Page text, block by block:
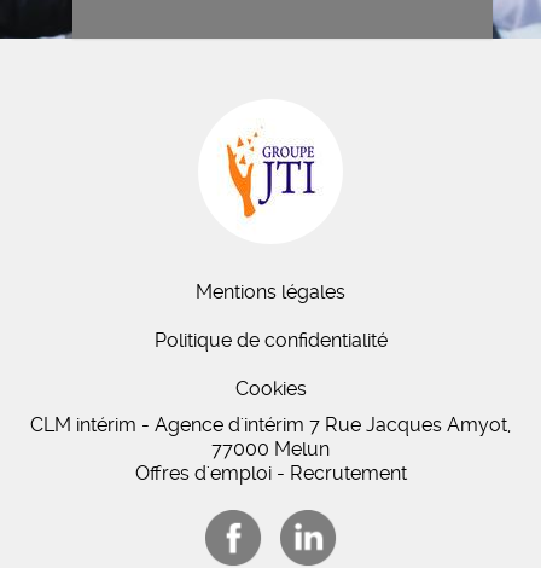
Mentions légales
Politique de confidentialité
Cookies
CLM intérim - Agence d'intérim 7 Rue Jacques Amyot,
77000 Melun
Offres d'emploi - Recrutement